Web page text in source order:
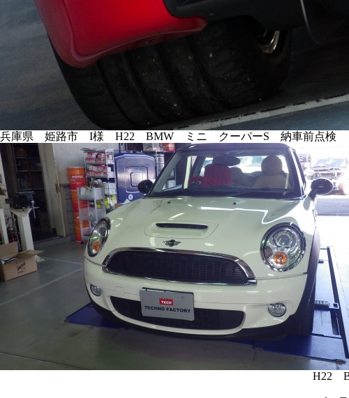
兵庫県 姫路市 I様 H22 BMW ミニ クーパーS 納車前点検
H22